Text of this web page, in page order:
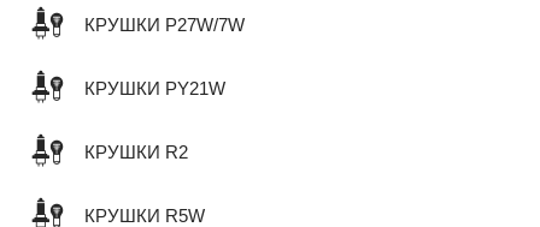
КРУШКИ P27W/7W
КРУШКИ PY21W
КРУШКИ R2
КРУШКИ R5W